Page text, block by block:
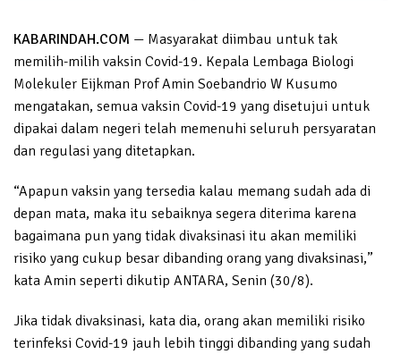
KABARINDAH.COM — Masyarakat diimbau untuk tak
memilih-milih vaksin Covid-19. Kepala Lembaga Biologi
Molekuler Eijkman Prof Amin Soebandrio W Kusumo
mengatakan, semua vaksin Covid-19 yang disetujui untuk
dipakai dalam negeri telah memenuhi seluruh persyaratan
dan regulasi yang ditetapkan.
“Apapun vaksin yang tersedia kalau memang sudah ada di
depan mata, maka itu sebaiknya segera diterima karena
bagaimana pun yang tidak divaksinasi itu akan memiliki
risiko yang cukup besar dibanding orang yang divaksinasi,”
kata Amin seperti dikutip ANTARA, Senin (30/8).
Jika tidak divaksinasi, kata dia, orang akan memiliki risiko
terinfeksi Covid-19 jauh lebih tinggi dibanding yang sudah